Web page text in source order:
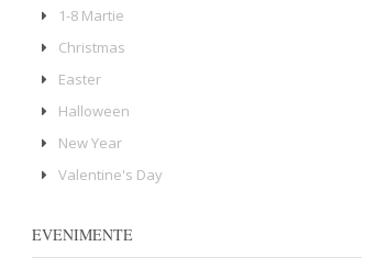
1-8 Martie
Christmas
Easter
Halloween
New Year
Valentine's Day
EVENIMENTE